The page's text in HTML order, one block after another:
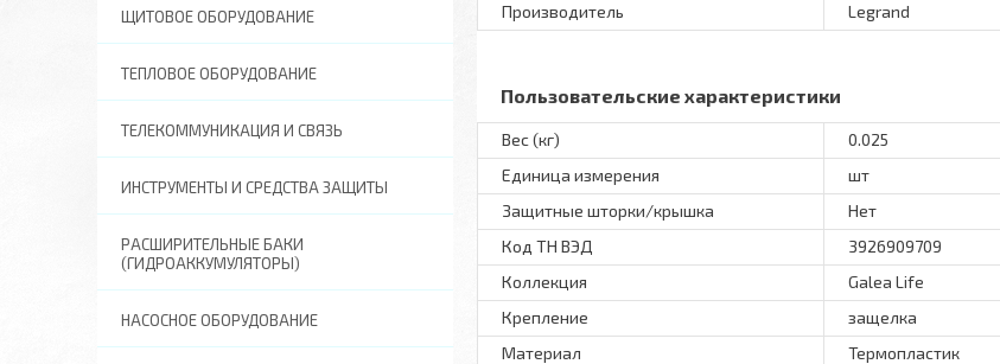
Производитель Legrand
Пользовательские характеристики
Вес (кг)
0.025
Единица измерения
шт
Защитные шторки/крышка
Нет
Код ТН ВЭД
3926909709
Коллекция
Galea Life
Крепление
защелка
Материал
Термопластик
ЩИТОВОЕ ОБОРУДОВАНИЕ
ТЕПЛОВОЕ ОБОРУДОВАНИЕ
ТЕЛЕКОММУНИКАЦИЯ И СВЯЗЬ
ИНСТРУМЕНТЫ И СРЕДСТВА ЗАЩИТЫ
РАСШИРИТЕЛЬНЫЕ БАКИ
(ГИДРОАККУМУЛЯТОРЫ)
НАСОСНОЕ ОБОРУДОВАНИЕ